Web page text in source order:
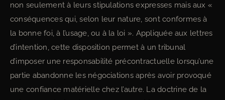
non seulement à leurs stipulations expresses mais aux «
conséquences qui, selon leur nature, sont conformes à
la bonne foi, à l’usage, ou à la loi ». Appliquée aux lettres
d’intention, cette disposition permet à un tribunal
d’imposer une responsabilité précontractuelle lorsqu’une
partie abandonne les négociations après avoir provoqué
une confiance matérielle chez l’autre. La doctrine de la